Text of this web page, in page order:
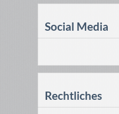
Social Media
Rechtliches